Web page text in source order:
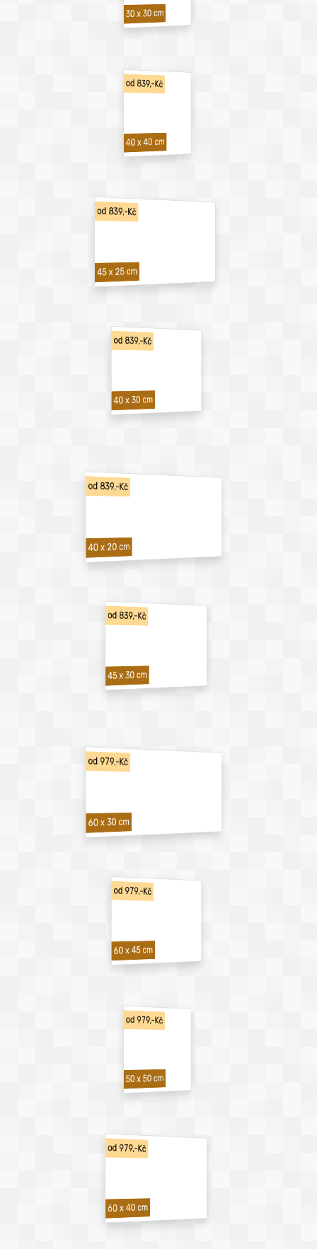
30 x 30 cm
od 839,-Kč
40 x 40 cm
od 839,-Kč
45 x 25 cm
od 839,-Kč
40 x 30 cm
od 839,-Kč
40 x 20 cm
od 839,-Kč
45 x 30 cm
od 979,-Kč
60 x 30 cm
od 979,-Kč
60 x 45 cm
od 979,-Kč
50 x 50 cm
od 979,-Kč
60 x 40 cm